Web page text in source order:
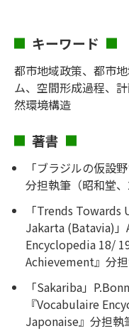
キーワード
都市地域政策、都市
ム、空間形成過程、
然環境構造
著書
「ブラジルの仮設
分担執筆（昭和堂、
「Trends
Jakarta (Batavia)
Encyclopedia 18/
Achievement』分担
「Sakariba」
『Vocabulaire
Japonaise』分担執